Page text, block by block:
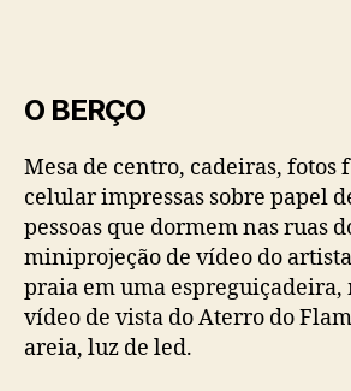
O BERÇO
Mesa de centro, cadeiras, fotos
celular impressas sobre papel
pessoas que dormem nas ruas
miniprojeção de vídeo do
praia em uma
vídeo de vista do Aterro do
areia, luz de led.